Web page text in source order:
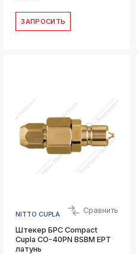
ЗАПРОСИТЬ
NITTO CUPLA Сравнить
Штекер БРС Compact
Cupla CO-40PN BSBM EPT
латунь